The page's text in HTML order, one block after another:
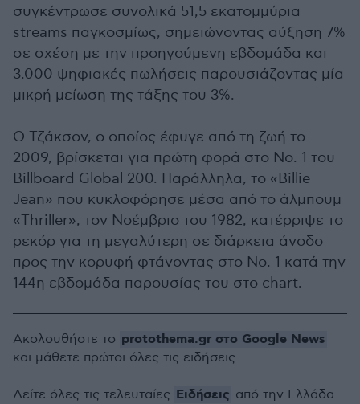
συγκέντρωσε συνολικά 51,5 εκατομμύρια
streams παγκοσμίως, σημειώνοντας αύξηση 7%
σε σχέση με την προηγούμενη εβδομάδα και
3.000 ψηφιακές πωλήσεις παρουσιάζοντας μία
μικρή μείωση της τάξης του 3%.
Ο Τζάκσον, ο οποίος έφυγε από τη ζωή το
2009, βρίσκεται για πρώτη φορά στο Νο. 1 του
Billboard Global 200. Παράλληλα, το «Billie
Jean» που κυκλοφόρησε μέσα από το άλμπουμ
«Thriller», τον Νοέμβριο του 1982, κατέρριψε το
ρεκόρ για τη μεγαλύτερη σε διάρκεια άνοδο
προς την κορυφή φτάνοντας στο Νο. 1 κατά την
144η εβδομάδα παρουσίας του στο chart.
Ακολουθήστε το protothema.gr στο Google News
και μάθετε πρώτοι όλες τις ειδήσεις
Δείτε όλες τις τελευταίες Ειδήσεις από την Ελλάδα